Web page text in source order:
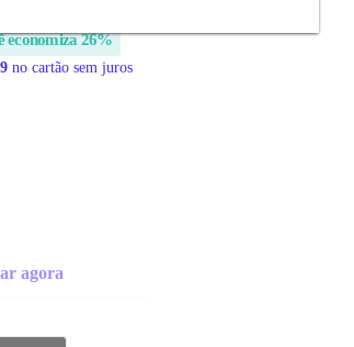
economiza 26%
no cartão sem juros
agora